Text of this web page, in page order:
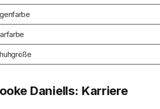
Daniells: Karriere